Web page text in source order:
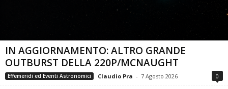
IN AGGIORNAMENTO: ALTRO GRANDE
OUTBURST DELLA 220P/MCNAUGHT
Effemeridi ed Eventi Astronomici Claudio Pra - 7 Agosto 2026 0